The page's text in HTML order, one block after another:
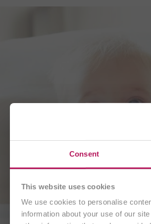
Consent
This website uses cookies
We use cookies to personalise
information about your use of our
Sie besuchen